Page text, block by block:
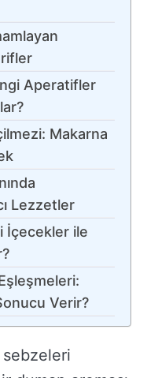
Aperatifler
Makarna
Lezzetler
İçecekler ile
Verir?
sebzeleri